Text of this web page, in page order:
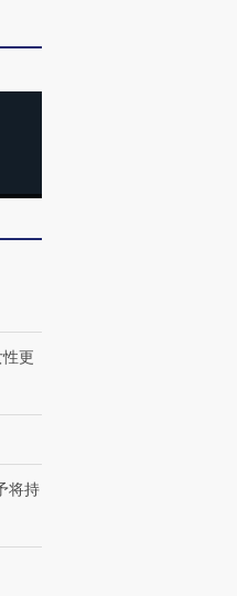
飞地休达
CFO：不靠规模取胜，华
更
将持